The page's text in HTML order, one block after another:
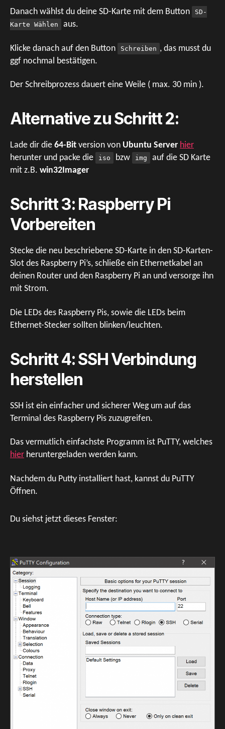
Danach wählst du deine SD-Karte mit dem Button
SD-
Karte Wählen
aus.
Klicke danach auf den Button Schreiben , das musst du
ggf nochmal bestätigen.
Der Schreibprozess dauert eine Weile ( max. 30 min ).
Alternative zu Schritt 2:
Lade dir die 64-Bit version von Ubuntu Server hier
herunter und packe die
iso bzw img
auf die SD Karte
mit z.B. win32Imager
Schritt 3: Raspberry Pi
Vorbereiten
Stecke die neu beschriebene SD-Karte in den SD-Karten-
Slot des Raspberry Pi’s, schließe ein Ethernetkabel an
deinen Router und den Raspberry Pi an und versorge ihn
mit Strom.
Die LEDs des Raspberry Pis, sowie die LEDs beim
Ethernet-Stecker sollten blinken/leuchten.
Schritt 4: SSH Verbindung
herstellen
SSH ist ein einfacher und sicherer Weg um auf das
Terminal des Raspberry Pis zuzugreifen.
Das vermutlich einfachste Programm ist PuTTY, welches
hier heruntergeladen werden kann.
Nachdem du Putty installiert hast, kannst du PuTTY
Öffnen.
Du siehst jetzt dieses Fenster: